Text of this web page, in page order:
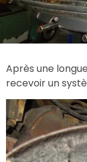
Après une
recevoir un